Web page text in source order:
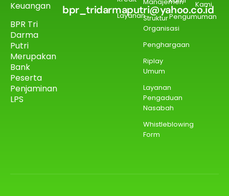
Keuangan
BPR Tri
Darma
Putri
Merupakan
Bank
Peserta
Penjaminan
LPS
bpr_tridarmaputri@yahoo.co.id
Layanan
Manajemen
Struktur
Organisasi
Penghargaan
Riplay
Umum
Layanan
Pengaduan
Nasabah
Whistleblowing
Form
Pengumuman
Kami